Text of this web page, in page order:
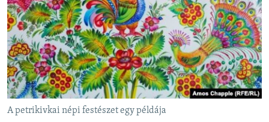
A petrikivkai népi festészet egy példája